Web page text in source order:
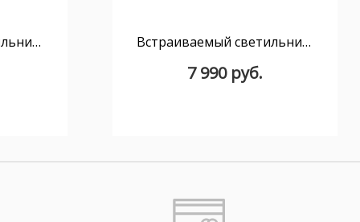
Встраиваемый светильник Nase-2 белый Встраиваемый светильник Nase черный
7 990 руб.